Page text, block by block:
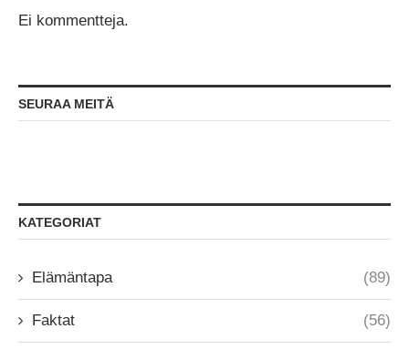
Ei kommentteja.
SEURAA MEITÄ
KATEGORIAT
Elämäntapa (89)
Faktat (56)